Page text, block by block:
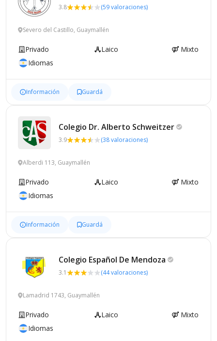
3.8 (59 valoraciones)
Severo del Castillo, Guaymallén
Privado Laico
Mixto
Idiomas
Información Guardá
Colegio Dr. Alberto Schweitzer
3.9 (38 valoraciones)
Alberdi 113, Guaymallén
Privado Laico
Mixto
Idiomas
Información Guardá
Colegio Español De Mendoza
3.1 (44 valoraciones)
Lamadrid 1743, Guaymallén
Privado Laico
Mixto
Idiomas